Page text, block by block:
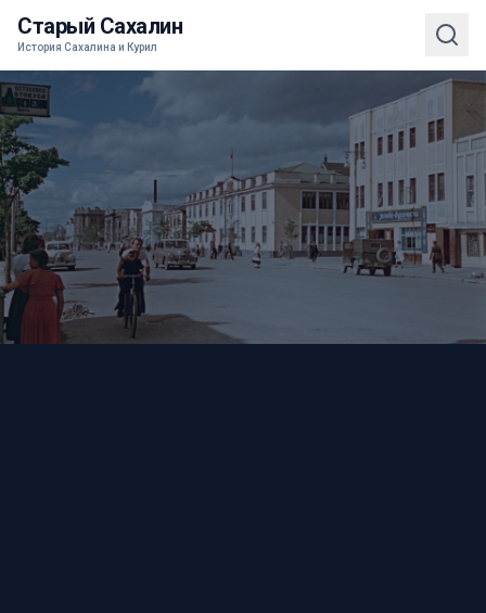
Старый Сахалин
История Сахалина и Курил